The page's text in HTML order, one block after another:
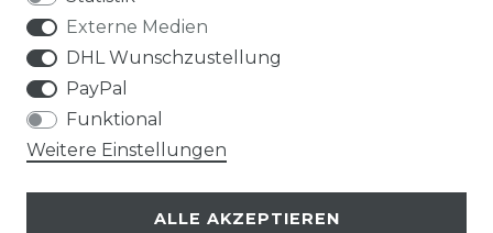
Externe Medien
DHL Wunschzustellung
PayPal
Funktional
Weitere Einstellungen
ALLE AKZEPTIEREN